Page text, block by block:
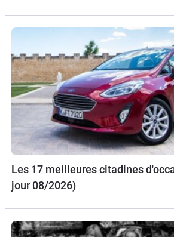
Les 17 meilleures citadines
jour 08/2026)